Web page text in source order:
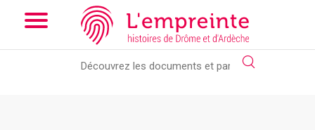
Array ( [slug] => document [ref] => B263626101_CP893 )
the new slick-theme.css if you want the default styling